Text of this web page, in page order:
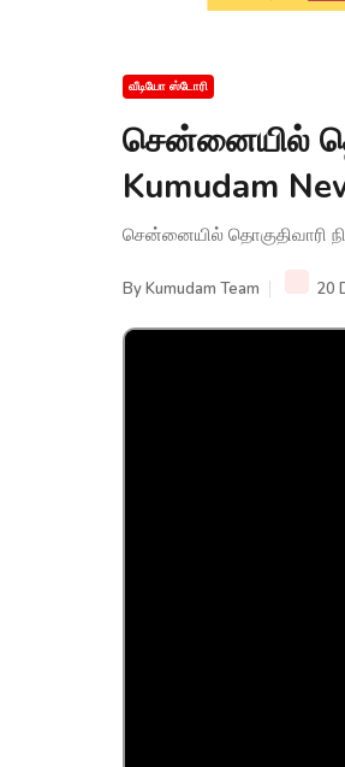
வீடியோ ஸ்டோரி
சென்னையில்
Kumudam
சென்னையில் தொகுதிவாரி
ByKumudam Team 20